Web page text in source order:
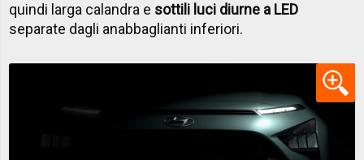
quindi larga calandra e sottili luci diurne a LED
separate dagli anabbaglianti inferiori.